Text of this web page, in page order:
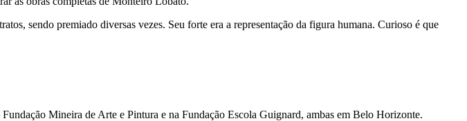
sendo premiado diversas vezes. Seu forte era a representação da figura humana. Curioso é que
Mineira de Arte e Pintura e na Fundação Escola Guignard, ambas em Belo Horizonte.